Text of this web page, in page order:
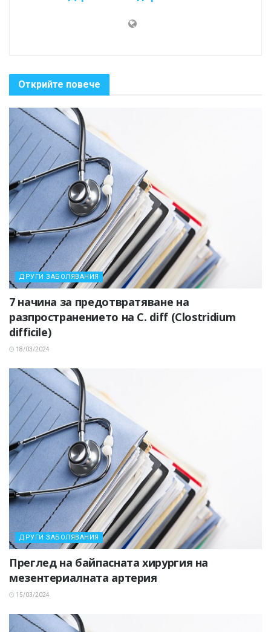
Открийте повече
ДРУГИ ЗАБОЛЯВАНИЯ
7 начина за предотвратяване на
разпространението на C. diff (Clostridium
difficile)
18/03/2024
ДРУГИ ЗАБОЛЯВАНИЯ
Преглед на байпасната хирургия на
мезентериалната артерия
15/03/2024